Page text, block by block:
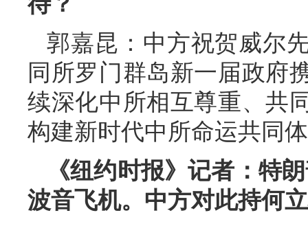
郭嘉昆：中方祝贺威尔
同所罗门群岛新一届政府
续深化中所相互尊重、共
构建新时代中所命运共同
《纽约时报》记者：特
波音飞机。中方对此持何